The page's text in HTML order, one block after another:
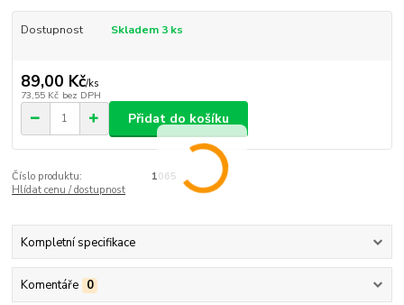
Dostupnost Skladem 3 ks
89,00 Kč/ks
73,55 Kč bez DPH
Přidat do košíku
Číslo produktu:
1065
Hlídat cenu / dostupnost
Kompletní specifikace
Komentáře 0